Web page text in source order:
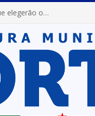
Prefeitura de Portel abre inscrições para concursos que elegerão os destaques do Verão 2026